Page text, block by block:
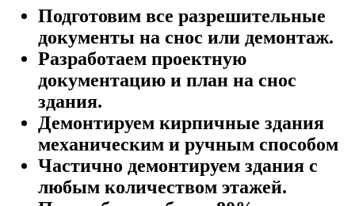
Подготовим все разрешительные
документы на снос или демонтаж.
Разработаем проектную
документацию и план на снос
здания.
Демонтируем кирпичные здания
механическим и ручным способом
Частично демонтируем здания с
любым количеством этажей.